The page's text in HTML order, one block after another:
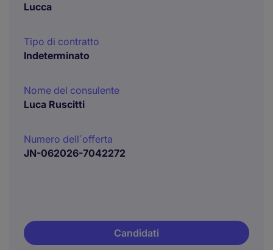
Lucca
Tipo di contratto
Indeterminato
Nome del consulente
Luca Ruscitti
Numero dell´offerta
JN-062026-7042272
Candidati